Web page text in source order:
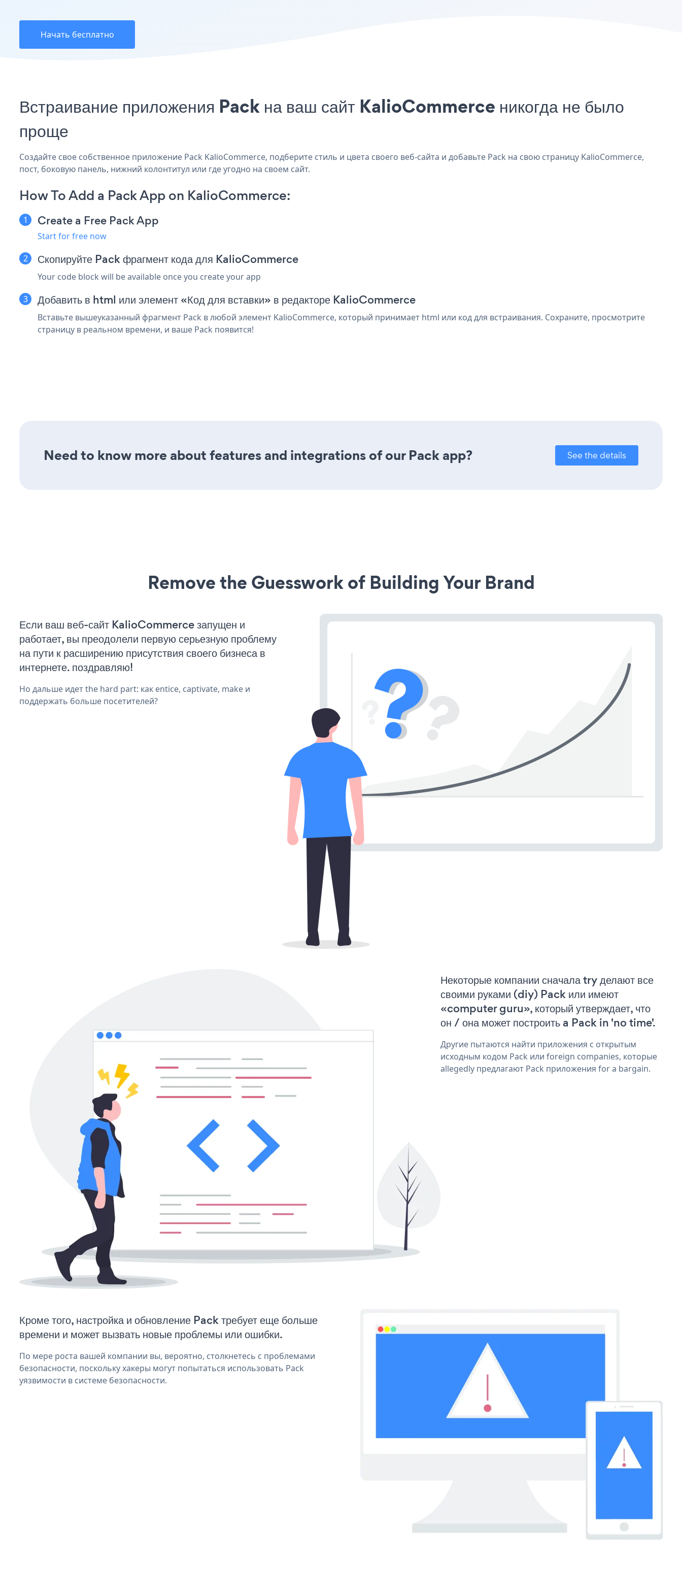
Начать бесплатно
Встраивание приложения Pack на ваш сайт KalioCommerce никогда не было
проще
Создайте свое собственное приложение Pack KalioCommerce, подберите стиль и цвета своего веб-сайта и добавьте Pack на свою страницу KalioCommerce,
пост, боковую панель, нижний колонтитул или где угодно на своем сайт.
How To Add a Pack App on KalioCommerce:
Create a Free Pack App
Start for free now
Скопируйте Pack фрагмент кода для KalioCommerce
Your code block will be available once you create your app
Добавить в html или элемент «Код для вставки» в редакторе KalioCommerce
Вставьте вышеуказанный фрагмент Pack в любой элемент KalioCommerce, который принимает html или код для встраивания. Сохраните, просмотрите
страницу в реальном времени, и ваше Pack появится!
Need to know more about features and integrations of our Pack app? See the details
Remove the Guesswork of Building Your Brand
Если ваш веб-сайт KalioCommerce запущен и
работает, вы преодолели первую серьезную проблему
на пути к расширению присутствия своего бизнеса в
интернете. поздравляю!
Но дальше идет the hard part: как entice, captivate, make и
поддержать больше посетителей?
Некоторые компании сначала try делают все
своими руками (diy) Pack или имеют
«computer guru», который утверждает, что
он / она может построить a Pack in 'no time'.
Другие пытаются найти приложения с открытым
исходным кодом Pack или foreign companies, которые
allegedly предлагают Pack приложения for a bargain.
Кроме того, настройка и обновление Pack требует еще больше
времени и может вызвать новые проблемы или ошибки.
По мере роста вашей компании вы, вероятно, столкнетесь с проблемами
безопасности, поскольку хакеры могут попытаться использовать Pack
уязвимости в системе безопасности.